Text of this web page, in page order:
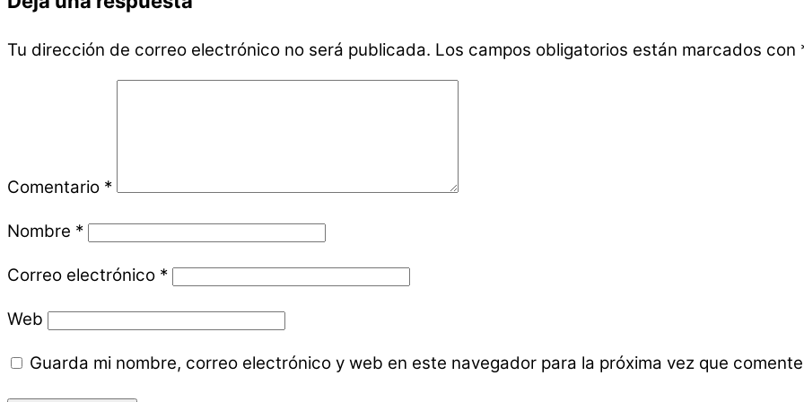
Tu dirección de correo electrónico no será publicada. Los campos obligatorios están marcados con
Comentario *
Nombre *
Correo electrónico *
Web
Guarda mi nombre, correo electrónico y web en este navegador para la próxima vez que